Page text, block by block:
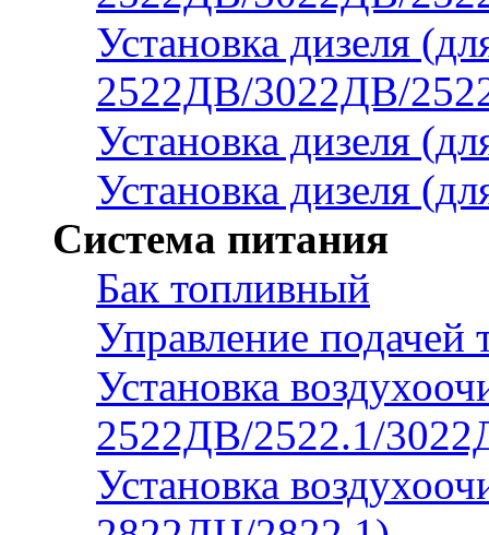
Установка дизеля
2522ДВ/3022ДВ/
Установка дизеля
Установка дизеля
Система питания
Бак топливный
Управление подачей
Установка
2522ДВ/2522.1/
Установка